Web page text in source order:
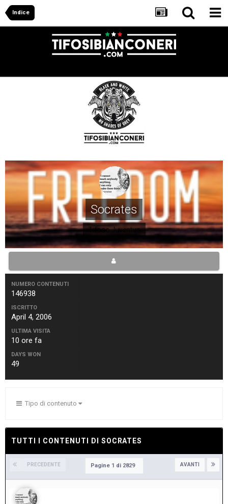
Indice
Socrates
Tifoso Juventus
NUMERO CONTENUTI
146938
ISCRITTO
April 4, 2006
ULTIMA VISITA
10 ore fa
DAYS WON
49
Tipo di contenuto
TUTTI I CONTENUTI DI SOCRATES
PRECEDENTE AVANTI
Pagine 1 di 2829